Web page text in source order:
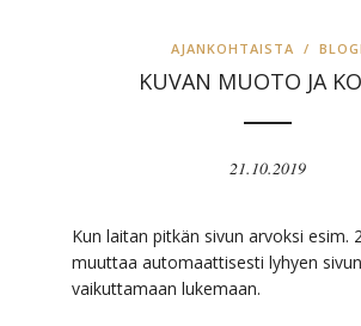
AJANKOHTAISTA / BLOGI
KUVAN MUOTO JA
21.10.2019
Kun laitan pitkän sivun arvoksi esim.
muuttaa automaattisesti lyhyen
vaikuttamaan lukemaan.